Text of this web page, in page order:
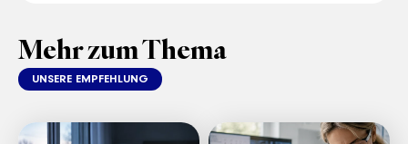
Mehr zum Thema
UNSERE EMPFEHLUNG